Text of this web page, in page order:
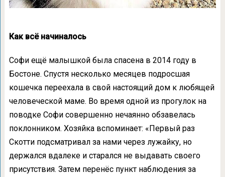
Как всё начиналось
Софи ещё малышкой была спасена в 2014 году в
Бостоне. Спустя несколько месяцев подросшая
кошечка переехала в свой настоящий дом к любящей
человеческой маме. Во время одной из прогулок на
поводке Софи совершенно нечаянно обзавелась
поклонником. Хозяйка вспоминает: «Первый раз
Скотти подсматривал за нами через лужайку, но
держался вдалеке и старался не выдавать своего
присутствия. Затем перенёс пункт наблюдения за